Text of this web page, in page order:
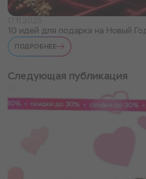
10 идей для подарка на Новый
ПОДРОБНЕЕ
Следующая публикация